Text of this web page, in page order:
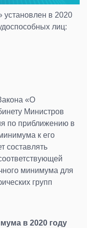
установлен в 2020
лиц:
«О
Министров
по приближению в
к его
составлять
минимума для
групп
в 2020 году